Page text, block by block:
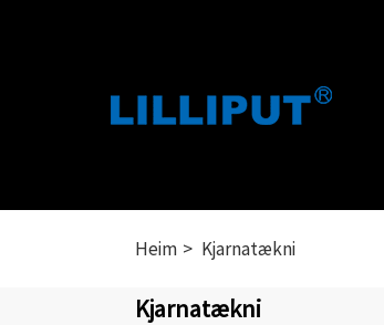
Heim Kjarnatækni
Kjarnatækni